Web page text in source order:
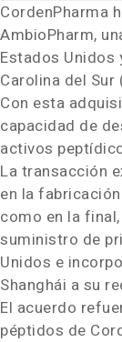
CordenPharma
AmbioPharm,
Estados Unidos
Carolina del Sur
Con esta
capacidad de
activos
La transacción
en la
como en la
suministro de
Unidos e
Shanghái a su
El acuerdo
péptidos de